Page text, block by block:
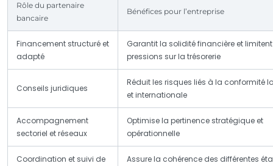
Rôle du partenaire
bancaire
Bénéfices pour l’entreprise
Financement structuré et
adapté
Garantit la solidité financière et
pressions sur la trésorerie
Conseils juridiques
Réduit les risques liés à la conformité
et internationale
Accompagnement
sectoriel et réseaux
Optimise la pertinence stratégique et
opérationnelle
Coordination et suivi de
Assure la cohérence des différentes